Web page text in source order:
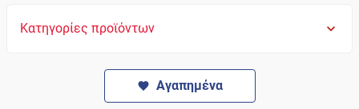
Κατηγορίες προϊόντων
Αγαπημένα